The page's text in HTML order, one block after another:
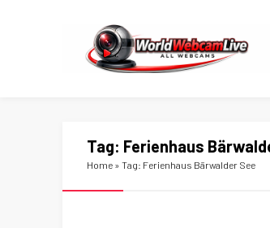
Tag: Ferienhaus
Home » Tag: Ferienhaus Bärwalder See